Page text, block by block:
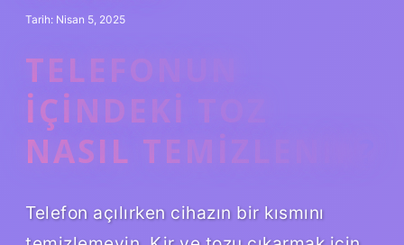
Tarih: Nisan 5, 2025
TELEFONUN
IÇINDEKI TOZ
NASIL TEMIZLENIR?
Telefon açılırken cihazın bir kısmını